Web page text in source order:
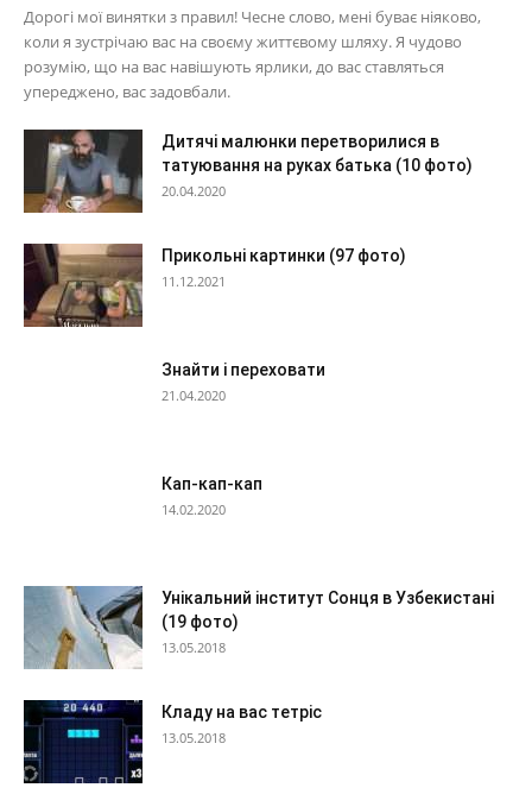
Дорогі мої винятки з правил! Чесне слово, мені буває ніяково,
коли я зустрічаю вас на своєму життєвому шляху. Я чудово
розумію, що на вас навішують ярлики, до вас ставляться
упереджено, вас задовбали.
Дитячі малюнки перетворилися в
татуювання на руках батька (10 фото)
20.04.2020
Прикольні картинки (97 фото)
11.12.2021
Знайти і переховати
21.04.2020
Кап-кап-кап
14.02.2020
Унікальний інститут Сонця в Узбекистані
(19 фото)
13.05.2018
Кладу на вас тетріс
13.05.2018